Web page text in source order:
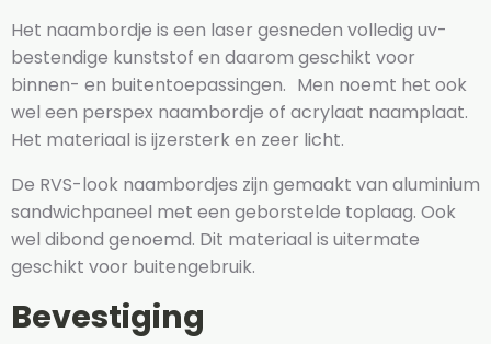
Het naambordje is een laser gesneden volledig uv-
bestendige kunststof en daarom geschikt voor
binnen- en buitentoepassingen. Men noemt het ook
wel een perspex naambordje of acrylaat naamplaat.
Het materiaal is ijzersterk en zeer licht.
De RVS-look naambordjes zijn gemaakt van aluminium
sandwichpaneel met een geborstelde toplaag. Ook
wel dibond genoemd. Dit materiaal is uitermate
geschikt voor buitengebruik.
Bevestiging